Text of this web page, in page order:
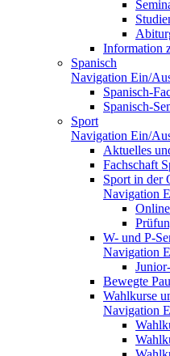
Information
Spanisch
Navigation Ein/
Spanisch-
Spanisch-
Sport
Navigation Ein/
Aktuelles
Fachschaft
Sport in der
Navigation
W- und P-
Navigation
Bewegte
Wahlkurse
Navigation